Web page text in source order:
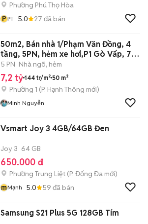
Phường Phú Thọ Hòa
P PT 5.0 27 đã bán
50m2, Bán nhà 1/Phạm Văn Đồng, 4
tầng, 5PN, hẻm xe hơi,P1 Gò Vấp, 7
TỶ
5 PN Nhà ngõ, hẻm
7,2 tỷ 144 tr/m² 50 m²
Phường 1 (P. Hạnh Thông mới)
Minh Nguyễn
Vsmart Joy 3 4GB/64GB Đen
Joy 3 64 GB
650.000 đ
Phường Trung Liệt (P. Đống Đa mới)
mMạnh 5.0 59 đã bán
Samsung S21 Plus 5G 128GB Tím